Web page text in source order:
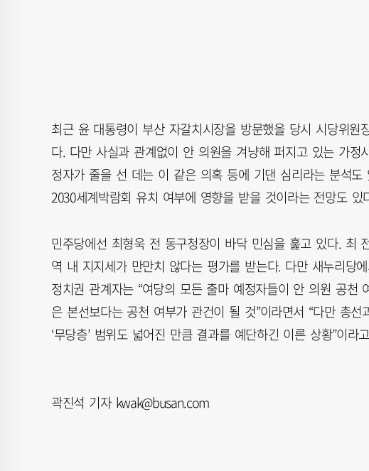
최근 윤 대통령이 부산 자갈치시장을 방문했을 당시 시당위
다. 다만 사실과 관계없이 안 의원을 겨냥해 퍼지고 있는 가
정자가 줄을 선 데는 이 같은 의혹 등에 기댄 심리라는 분석도
2030세계박람회 유치 여부에 영향을 받을 것이라는 전망도 있
민주당에선 최형욱 전 동구청장이 바닥 민심을 훑고 있다. 최
역 내 지지세가 만만치 않다는 평가를 받는다. 다만 새누리당
정치권 관계자는 “여당의 모든 출마 예정자들이 안 의원 공천
은 본선보다는 공천 여부가 관건이 될 것”이라면서 “다만 총
‘무당층’ 범위도 넓어진 만큼 결과를 예단하긴 이른 상황”이라
곽진석 기자 kwak@busan.com